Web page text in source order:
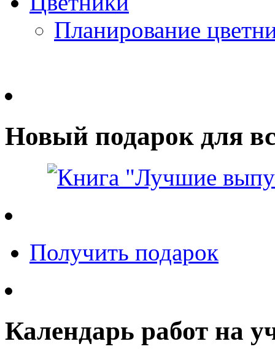
Планирование
Новый подарок для
Получить подарок
Календарь работ на